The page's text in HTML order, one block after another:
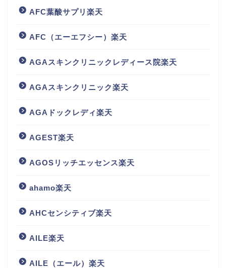
AFC葉酸サプリ楽天
AFC（エーエフシー）楽天
AGAスキンクリニックレディース院楽天
AGAスキンクリニック楽天
AGAドックレディ楽天
AGEST楽天
AGOSリッチエッセンス楽天
ahamo楽天
AHCセンシティブ楽天
AILE楽天
AILE（エール）楽天